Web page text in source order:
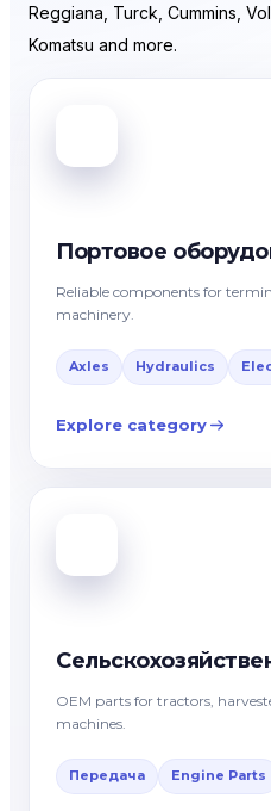
Reggiana, Turck, Cummins,
Komatsu and more.
Портовое
Reliable components for
machinery.
Axles Hydraulics
Explore category
OEM parts for tractors,
machines.
Передача Engine Parts